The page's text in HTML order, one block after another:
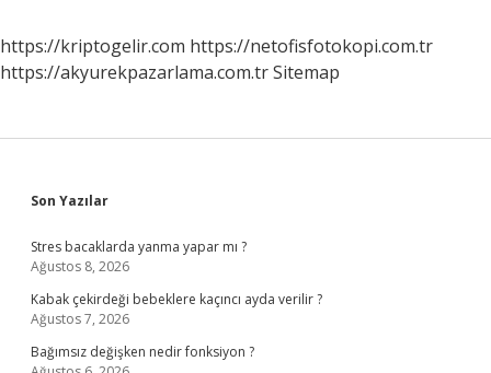
https://kriptogelir.com https://netofisfotokopi.com.tr
https://akyurekpazarlama.com.trSitemap
Sidebar
Son Yazılar
Stres bacaklarda yanma yapar mı ?
Ağustos 8, 2026
Kabak çekirdeği bebeklere kaçıncı ayda verilir ?
Ağustos 7, 2026
Bağımsız değişken nedir fonksiyon ?